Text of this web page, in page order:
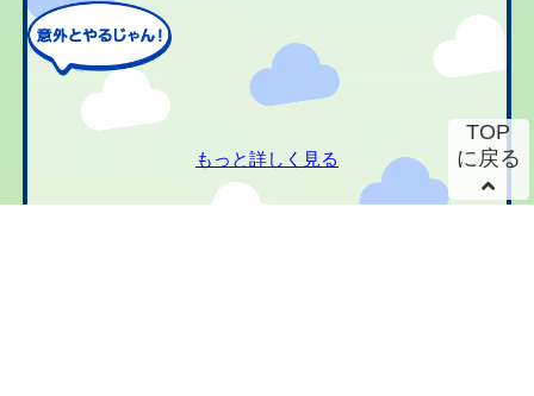
もっと詳しく見る
TOP
に戻る